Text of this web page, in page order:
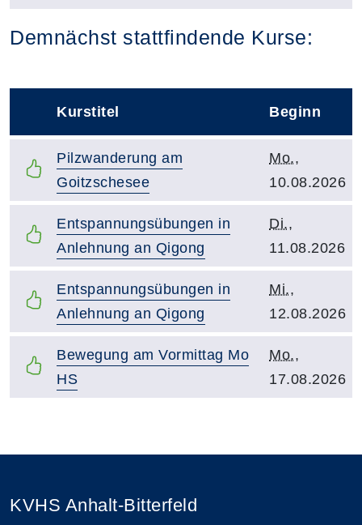
Demnächst stattfindende Kurse:
Kurstitel Beginn
Kurstitel:
Pilzwanderung am
Goitzschesee
Kursbeginn:
Mo.,
10.08.2026
Kurstitel:
Entspannungsübungen in
Anlehnung an Qigong
Kursbeginn:
Di.,
11.08.2026
Kurstitel:
Entspannungsübungen in
Anlehnung an Qigong
Kursbeginn:
Mi.,
12.08.2026
Kurstitel:
Bewegung am Vormittag Mo
HS
Kursbeginn:
Mo.,
17.08.2026
KVHS Anhalt-Bitterfeld